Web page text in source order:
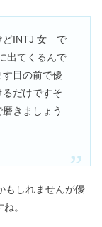
どINTJ 女 で
出てくるんで
目の前で優
だけですそ
きましょう
もしれませんが優
。